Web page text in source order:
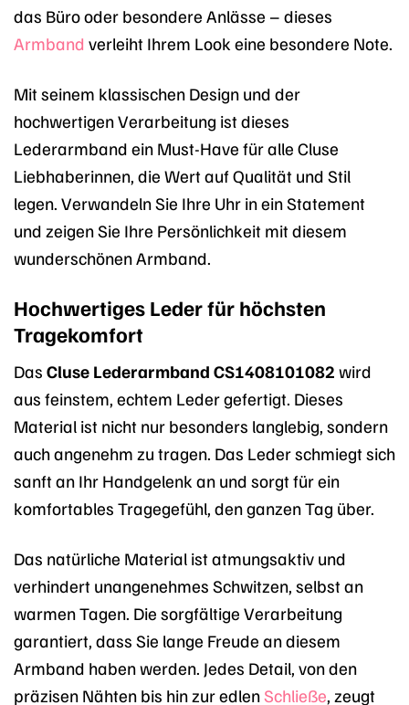
das Büro oder besondere Anlässe – dieses
Armband verleiht Ihrem Look eine besondere Note.
Mit seinem klassischen Design und der
hochwertigen Verarbeitung ist dieses
Lederarmband ein Must-Have für alle Cluse
Liebhaberinnen, die Wert auf Qualität und Stil
legen. Verwandeln Sie Ihre Uhr in ein Statement
und zeigen Sie Ihre Persönlichkeit mit diesem
wunderschönen Armband.
Hochwertiges Leder für höchsten
Tragekomfort
Das Cluse Lederarmband CS1408101082 wird
aus feinstem, echtem Leder gefertigt. Dieses
Material ist nicht nur besonders langlebig, sondern
auch angenehm zu tragen. Das Leder schmiegt sich
sanft an Ihr Handgelenk an und sorgt für ein
komfortables Tragegefühl, den ganzen Tag über.
Das natürliche Material ist atmungsaktiv und
verhindert unangenehmes Schwitzen, selbst an
warmen Tagen. Die sorgfältige Verarbeitung
garantiert, dass Sie lange Freude an diesem
Armband haben werden. Jedes Detail, von den
präzisen Nähten bis hin zur edlenSchließe, zeugt